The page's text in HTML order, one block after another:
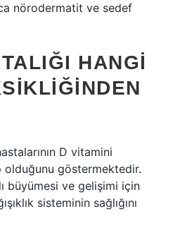
nörodermatit ve sedef
HANGI
D vitamini
göstermektedir.
büyümesi ve gelişimi için
sisteminin sağlığını